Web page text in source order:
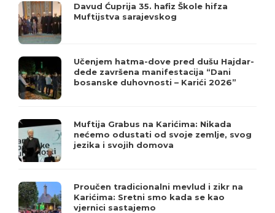
Davud Ćuprija 35. hafiz Škole hifza
Muftijstva sarajevskog
Učenjem hatma-dove pred dušu Hajdar-
dede završena manifestacija “Dani
bosanske duhovnosti – Karići 2026”
Muftija Grabus na Karićima: Nikada
nećemo odustati od svoje zemlje, svog
jezika i svojih domova
Proučen tradicionalni mevlud i zikr na
Karićima: Sretni smo kada se kao
vjernici sastajemo